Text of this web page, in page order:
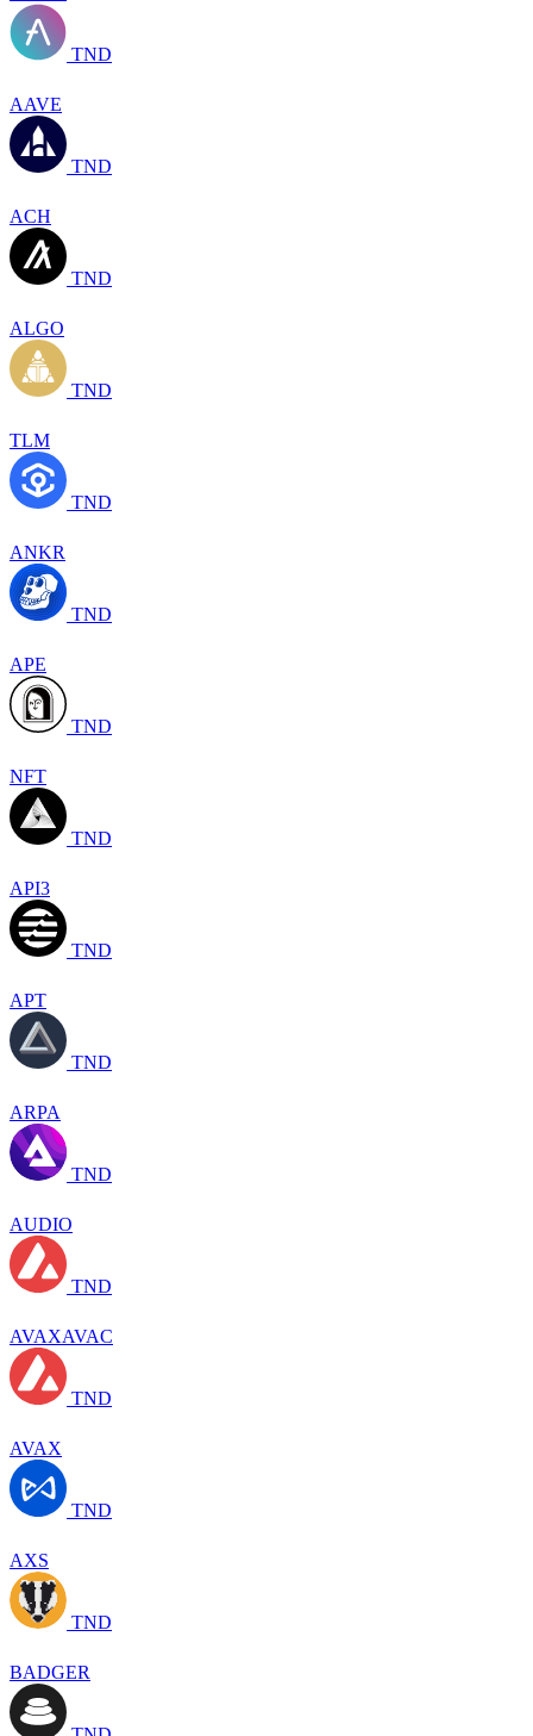
TND
AAVE
TND
ACH
TND
ALGO
TND
TLM
TND
ANKR
TND
APE
TND
NFT
TND
API3
TND
APT
TND
ARPA
TND
AUDIO
TND
AVAXAVAC
TND
AVAX
TND
AXS
TND
BADGER